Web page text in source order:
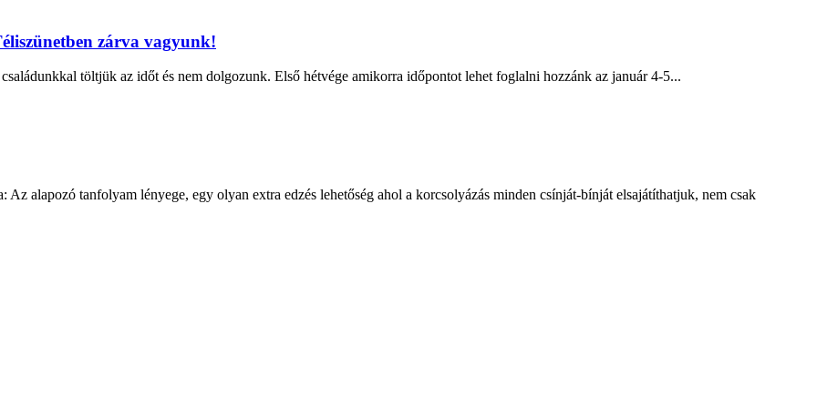
zárva vagyunk!
töltjük az időt és nem dolgozunk. Első hétvége amikorra időpontot lehet foglalni hozzánk az január 4-5...
alapozó tanfolyam lényege, egy olyan extra edzés lehetőség ahol a korcsolyázás minden csínját-bínját elsajátíthatjuk, nem csak